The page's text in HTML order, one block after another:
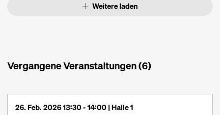
Weitere laden
Vergangene Veranstaltungen (6)
26. Feb. 2026 13:30 - 14:00 | Halle 1